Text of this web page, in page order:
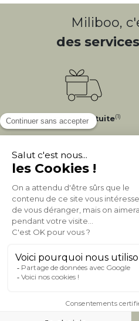
Miliboo,
des
LivraisonGratuite(1)
Expéditionen
24/72h
À PROPOS DE MILIBOO